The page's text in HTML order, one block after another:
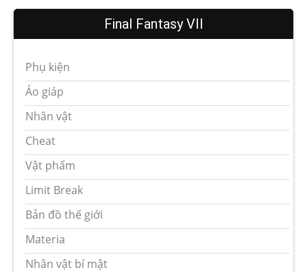
Final Fantasy VII
Phụ kiện
Áo giáp
Nhân vật
Cheat
Vật phẩm
Limit Break
Bản đồ thế giới
Materia
Nhân vật bí mật